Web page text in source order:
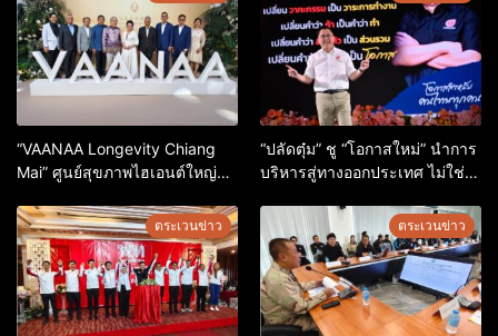
“VAANAA Longevity Chiang
Mai” ศูนย์สุขภาพไฮเอนต์ใหญ่สุด
“ปลัดตุ๋ม” ชู “โอกาสใหม่” นำการ
บริหารสู่ทางออกประเทศ ไม่ใช่
ตระเวนข่าว ตระเวนข่าว